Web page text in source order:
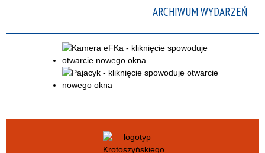
Promowane
ARCHIWUM WYDARZEŃ